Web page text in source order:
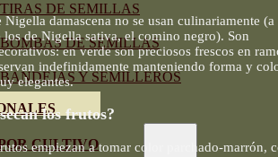
TIRAS DE SEMILLAS
BOMBAS DE SEMILLAS
BANDEJAS Y SEMILLEROS
CULTIVO
damascena no se usan culinariamente (a
los de Nigella sativa, el comino negro). Son
en verde son preciosos frescos en
indefinidamente manteniendo forma y
elegantes.
los frutos?
empiezan a tomar color parchado-marrón,